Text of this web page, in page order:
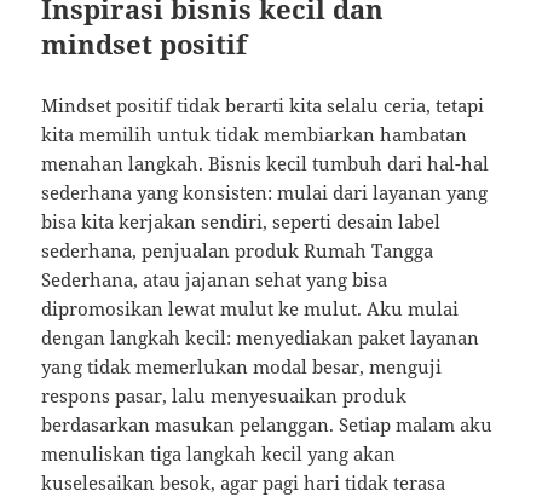
Inspirasi bisnis kecil dan
mindset positif
Mindset positif tidak berarti kita selalu ceria, tetapi
kita memilih untuk tidak membiarkan hambatan
menahan langkah. Bisnis kecil tumbuh dari hal-hal
sederhana yang konsisten: mulai dari layanan yang
bisa kita kerjakan sendiri, seperti desain label
sederhana, penjualan produk Rumah Tangga
Sederhana, atau jajanan sehat yang bisa
dipromosikan lewat mulut ke mulut. Aku mulai
dengan langkah kecil: menyediakan paket layanan
yang tidak memerlukan modal besar, menguji
respons pasar, lalu menyesuaikan produk
berdasarkan masukan pelanggan. Setiap malam aku
menuliskan tiga langkah kecil yang akan
kuselesaikan besok, agar pagi hari tidak terasa